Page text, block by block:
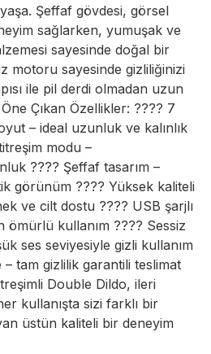
Şeffaf gövdesi, görsel
sağlarken, yumuşak ve
sayesinde doğal bir
motoru sayesinde gizliliğinizi
ile pil derdi olmadan uzun
Çıkan Özellikler: ???? 7
– ideal uzunluk ve kalınlık
modu –
???? Şeffaf tasarım –
görünüm ???? Yüksek kaliteli
ve cilt dostu ???? USB şarjlı
kullanım ???? Sessiz
ses seviyesiyle gizli kullanım
– tam gizlilik garantili teslimat
Double Dildo, ileri
kullanışta sizi farklı bir
üstün kaliteli bir deneyim